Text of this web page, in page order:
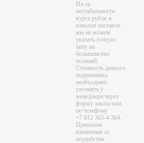
Из-за
нестабильности
курса рубля и
каналов поставок
мы не можем
указать точную
цену на
большинство
позиций.
Стоимость данного
подшипника
необходимо
уточнять у
менеджера через
форму заказа или
по телефону
+7 812 363-4-364.
Приносим
извинения за
неудобства.